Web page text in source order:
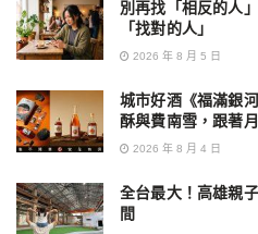
別再找「相反的人
「找對的人」
2026 年 8 月 5 日
城市好酒《福滿銀
酥與費南雪，跟著
2026 年 8 月 4 日
全台最大！高雄親
間